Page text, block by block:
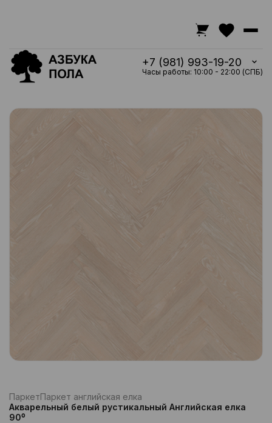
+7 (981) 993-19-20
Часы работы: 10:00 - 22:00 (СПБ)
ПаркетПаркет английская елка
Акварельный белый рустикальный Английская елка
90⁰